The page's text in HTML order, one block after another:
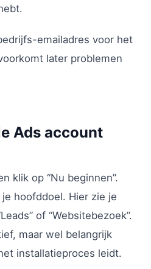
emailadres voor het
later problemen
Ads account
klik op “Nu beginnen”.
hoofddoel. Hier zie je
of “Websitebezoek”.
maar wel belangrijk
installatieproces leidt.